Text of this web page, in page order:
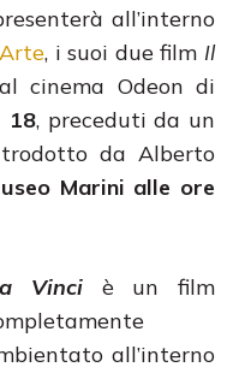
all’interno
, i suoi due film Il
al cinema Odeon di
18, preceduti da un
da Alberto
Marini alle ore
Vinciè un film
all’interno